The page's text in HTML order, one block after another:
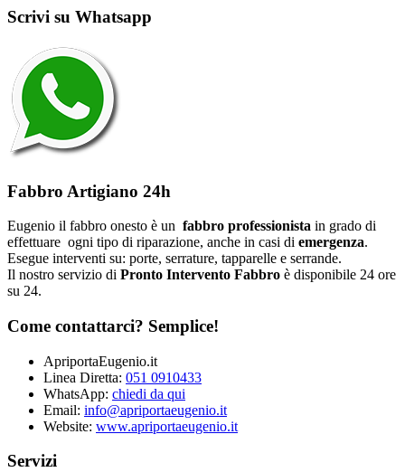
Scrivi su Whatsapp
Fabbro Artigiano 24h
Eugenio il fabbro onesto è un fabbro professionista in grado di
effettuare ogni tipo di riparazione, anche in casi di emergenza.
Esegue interventi su: porte, serrature, tapparelle e serrande.
Il nostro servizio di Pronto Intervento Fabbro è disponibile 24 ore
su 24.
Come contattarci? Semplice!
ApriportaEugenio.it
Linea Diretta: 051 0910433
WhatsApp: chiedi da qui
Email: info@apriportaeugenio.it
Website: www.apriportaeugenio.it
Servizi